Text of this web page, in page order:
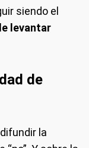
siendo el
levantar
de
la